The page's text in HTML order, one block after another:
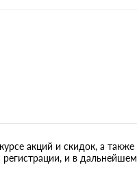
акций и скидок, а также
и в дальнейшем